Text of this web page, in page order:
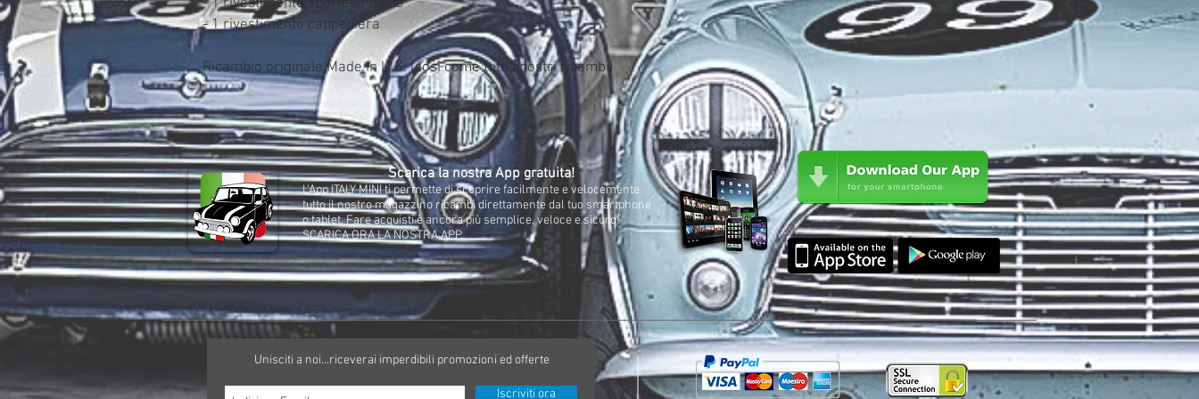
- 1 rivestimento sportello baule
- 1 rivestimento cappelliera
Ricambio originale Made in U.K. (cosi come tutti i nostri ricambi)
subira' ritardi in quanto verra' effettuata direttamente dalla
sede madre al tuo indirizzo.
Scarica la nostra App gratuita!
L'App ITALY MINI ti permette di scoprire facilmente e velocemente
tutto il nostro magazzino ricambi direttamente dal tuo smartphone
o tablet. Fare acquisti è ancora più semplice, veloce e sicuro!
SCARICA ORA LA NOSTRA APP.
Unisciti a noi...riceverai imperdibili promozioni ed offerte
Iscriviti ora